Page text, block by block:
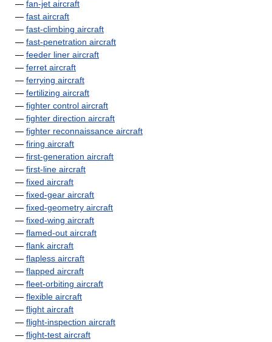
— fan-jet aircraft
— fast aircraft
— fast-climbing aircraft
— fast-penetration aircraft
— feeder liner aircraft
— ferret aircraft
— ferrying aircraft
— fertilizing aircraft
— fighter control aircraft
— fighter direction aircraft
— fighter reconnaissance aircraft
— firing aircraft
— first-generation aircraft
— first-line aircraft
— fixed aircraft
— fixed-gear aircraft
— fixed-geometry aircraft
— fixed-wing aircraft
— flamed-out aircraft
— flank aircraft
— flapless aircraft
— flapped aircraft
— fleet-orbiting aircraft
— flexible aircraft
— flight aircraft
— flight-inspection aircraft
— flight-test aircraft